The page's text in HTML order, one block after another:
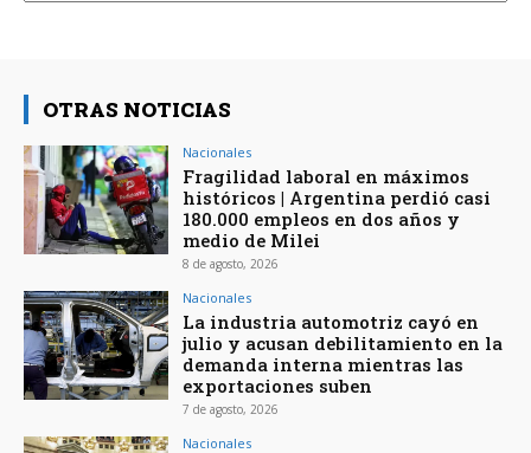
OTRAS NOTICIAS
Nacionales
Fragilidad laboral en máximos
históricos | Argentina perdió casi
180.000 empleos en dos años y
medio de Milei
8 de agosto, 2026
Nacionales
La industria automotriz cayó en
julio y acusan debilitamiento en la
demanda interna mientras las
exportaciones suben
7 de agosto, 2026
Nacionales